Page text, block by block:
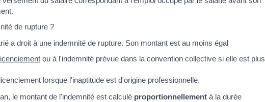
de rupture ?
a droit à une indemnité de rupture. Son montant est au moins égal
ou à l'indemnité prévue dans la convention collective si elle est plus
lorsque l'inaptitude est d'origine professionnelle.
le montant de l'indemnité est calculé proportionnellement à la durée